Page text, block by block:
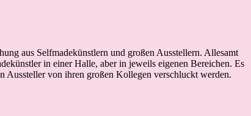
aus Selfmadekünstlern und großen Ausstellern. Allesamt
in einer Halle, aber in jeweils eigenen Bereichen. Es
Aussteller von ihren großen Kollegen verschluckt werden.